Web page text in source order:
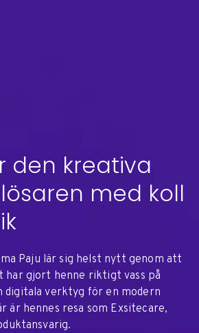
den kreativa
med koll
Paju lär sig helst nytt genom att
har gjort henne riktigt vass på
digitala verktyg för en modern
är hennes resa som Exsitecare,